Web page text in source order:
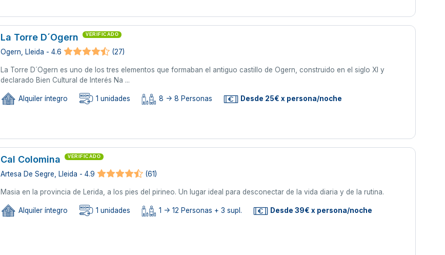
La Torre D´Ogern VERIFICADO
Ogern, Lleida - 4.6 (27)
La Torre D´Ogern es uno de los tres elementos que formaban el antiguo castillo de Ogern, construido en el siglo XI y
declarado Bien Cultural de Interés Na ...
Alquiler íntegro 1 unidades 8 -> 8 Personas Desde 25€ x persona/noche
Cal Colomina VERIFICADO
Artesa De Segre, Lleida - 4.9 (61)
Masia en la provincia de Lerida, a los pies del pirineo. Un lugar ideal para desconectar de la vida diaria y de la rutina.
Alquiler íntegro 1 unidades 1 -> 12 Personas + 3 supl. Desde 39€ x persona/noche